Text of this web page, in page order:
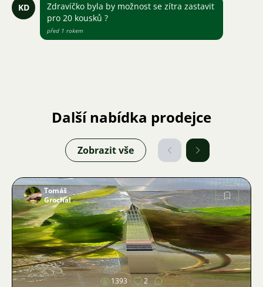
KD
Zdravíčko byla by možnost se zítra zastavit
pro 20 kousků ?
před 1 rokem
Další nabídka prodejce
Zobrazit vše
Obrázek
Tomáš
Grochal
1393 2